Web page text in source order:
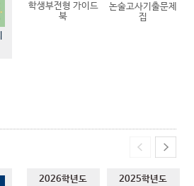
학생부전형 가이드
북
논술고사기출문제
집
2026학년도 2025학년도